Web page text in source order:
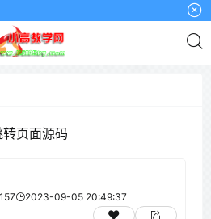
页面源码
157 2023-09-05 20:49:37